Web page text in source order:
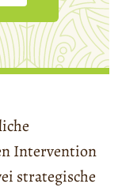
Intervention
strategische